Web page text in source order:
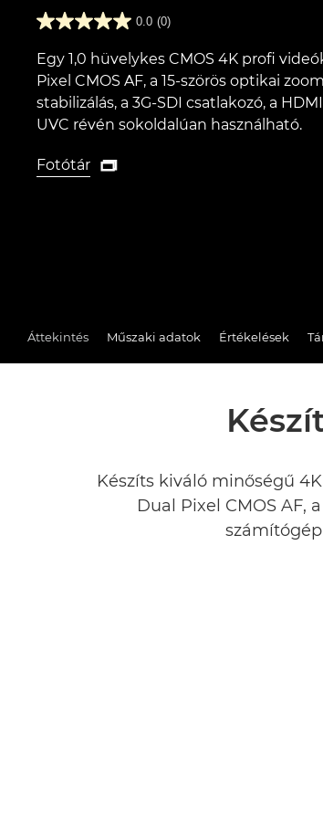
0.0 (0)
Egy 1,0 hüvelykes CMOS 4K profi
Pixel CMOS AF, a 15-szörös optikai
stabilizálás, a 3G-SDI csatlakozó, a
UVC révén sokoldalúan használható.
Fotótár
Fotótár

Áttekintés Műszaki adatok Értékelések
Készíts kiváló minőségű
Dual Pixel CMOS AF,